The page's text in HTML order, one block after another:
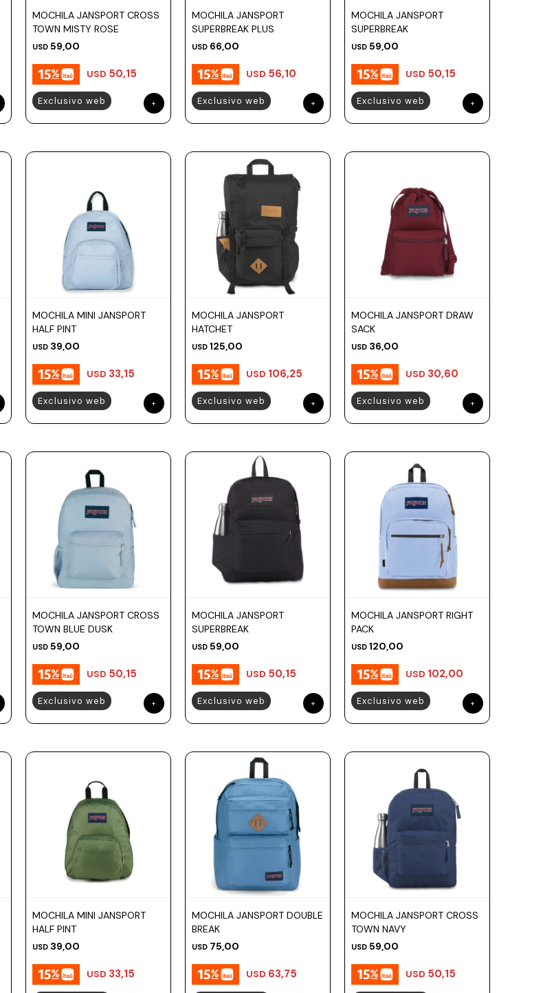
MOCHILA JANSPORT CROSS
TOWN MISTY ROSE
USD 59,00
USD 50,15
Exclusivo web
MOCHILA JANSPORT
SUPERBREAK PLUS
USD 66,00
USD 56,10
Exclusivo web
MOCHILA JANSPORT
SUPERBREAK
USD 59,00
USD 50,15
Exclusivo web
MOCHILA MINI JANSPORT
HALF PINT
USD 39,00
USD 33,15
Exclusivo web
MOCHILA JANSPORT
HATCHET
USD 125,00
USD 106,25
Exclusivo web
MOCHILA JANSPORT DRAW
SACK
USD 36,00
USD 30,60
Exclusivo web
MOCHILA JANSPORT CROSS
TOWN BLUE DUSK
USD 59,00
USD 50,15
Exclusivo web
MOCHILA JANSPORT
SUPERBREAK
USD 59,00
USD 50,15
Exclusivo web
MOCHILA JANSPORT RIGHT
PACK
USD 120,00
USD 102,00
Exclusivo web
MOCHILA MINI JANSPORT
HALF PINT
USD 39,00
USD 33,15
MOCHILA JANSPORT DOUBLE
BREAK
USD 75,00
USD 63,75
MOCHILA JANSPORT CROSS
TOWN NAVY
USD 59,00
USD 50,15